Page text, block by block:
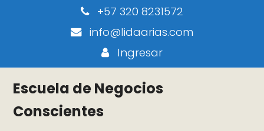
+57 320 8231572
info@lidaarias.com
Ingresar
Escuela de Negocios
Conscientes